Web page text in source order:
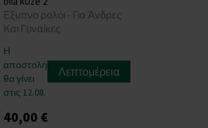
Εξυπνο ρολόι - Για Άνδρες
Και Γυναίκες
Η
αποστολή
θα γίνει
στις 12.08.
Λεπτομέρεια
40,00 €